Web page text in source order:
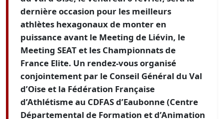
dernière occasion pour les meilleurs
athlètes hexagonaux de monter en
puissance avant le Meeting de Liévin, le
Meeting SEAT et les Championnats de
France Elite. Un rendez-vous organisé
conjointement par le Conseil Général du Val
d’Oise et la Fédération Française
d’Athlétisme au CDFAS d’Eaubonne (Centre
Départemental de Formation et d’Animation